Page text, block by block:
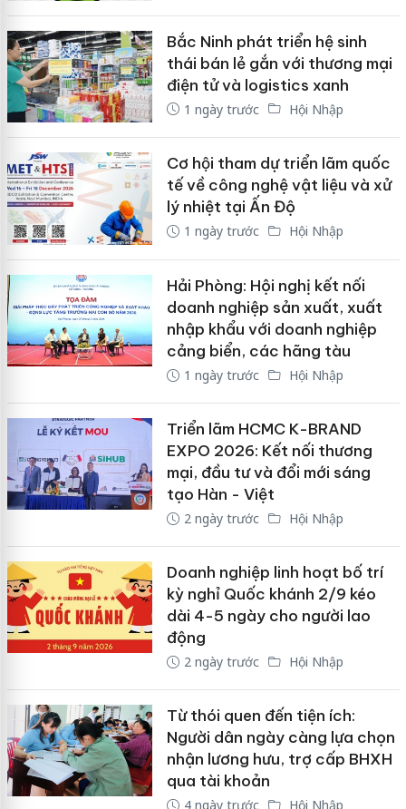
Bắc Ninh phát triển hệ sinh
thái bán lẻ gắn với thương mại
điện tử và logistics xanh
1 ngày trước Hội Nhập
Cơ hội tham dự triển lãm quốc
tế về công nghệ vật liệu và xử
lý nhiệt tại Ấn Độ
1 ngày trước Hội Nhập
Hải Phòng: Hội nghị kết nối
doanh nghiệp sản xuất, xuất
nhập khẩu với doanh nghiệp
cảng biển, các hãng tàu
1 ngày trước Hội Nhập
Triển lãm HCMC K-BRAND
EXPO 2026: Kết nối thương
mại, đầu tư và đổi mới sáng
tạo Hàn - Việt
2 ngày trước Hội Nhập
Doanh nghiệp linh hoạt bố trí
kỳ nghỉ Quốc khánh 2/9 kéo
dài 4-5 ngày cho người lao
động
2 ngày trước Hội Nhập
Từ thói quen đến tiện ích:
Người dân ngày càng lựa chọn
nhận lương hưu, trợ cấp BHXH
qua tài khoản
4 ngày trước Hội Nhập